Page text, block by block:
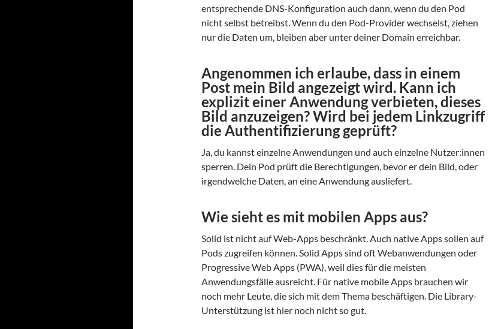
entsprechende DNS-Konfiguration auch dann, wenn du den Pod
nicht selbst betreibst. Wenn du den Pod-Provider wechselst, ziehen
nur die Daten um, bleiben aber unter deiner Domain erreichbar.
Angenommen ich erlaube, dass in einem
Post mein Bild angezeigt wird. Kann ich
explizit einer Anwendung verbieten, dieses
Bild anzuzeigen? Wird bei jedem Linkzugriff
die Authentifizierung geprüft?
Ja, du kannst einzelne Anwendungen und auch einzelne Nutzer:innen
sperren. Dein Pod prüft die Berechtigungen, bevor er dein Bild, oder
irgendwelche Daten, an eine Anwendung ausliefert.
Wie sieht es mit mobilen Apps aus?
Solid ist nicht auf Web-Apps beschränkt. Auch native Apps sollen auf
Pods zugreifen können. Solid Apps sind oft Webanwendungen oder
Progressive Web Apps (PWA), weil dies für die meisten
Anwendungsfälle ausreicht. Für native mobile Apps brauchen wir
noch mehr Leute, die sich mit dem Thema beschäftigen. Die Library-
Unterstützung ist hier noch nicht so gut.